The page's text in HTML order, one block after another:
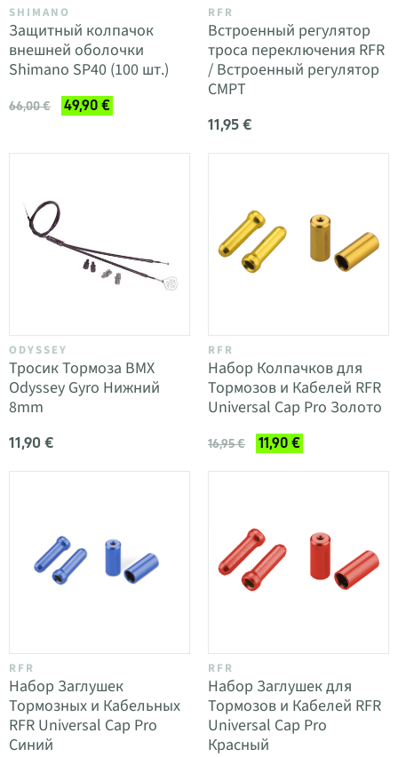
SHIMANO
Защитный колпачок
внешней оболочки
Shimano SP40 (100 шт.)
66,00 € 49,90 €
RFR
Встроенный регулятор
троса переключения RFR
/ Встроенный регулятор
CMPT
11,95 €
ODYSSEY
Тросик Тормоза BMX
Odyssey Gyro Нижний
8mm
11,90 €
RFR
Набор Колпачков для
Тормозов и Кабелей RFR
Universal Cap Pro Золото
16,95 € 11,90 €
RFR
Набор Заглушек
Тормозных и Кабельных
RFR Universal Cap Pro
Синий
RFR
Набор Заглушек для
Тормозов и Кабелей RFR
Universal Cap Pro
Красный